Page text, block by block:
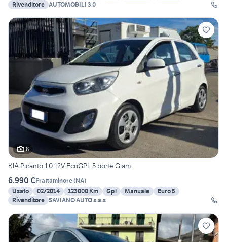
Rivenditore AUTOMOBILI 3.0
8
KIA Picanto 1.0 12V EcoGPL 5 porte Glam
6.990 €Frattaminore(NA)
Usato
02/2014 123000 Km Gpl Manuale
Euro 5
Rivenditore SAVIANO AUTO s.a.s